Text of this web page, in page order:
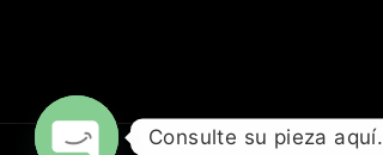
Consulte su pieza aquí.